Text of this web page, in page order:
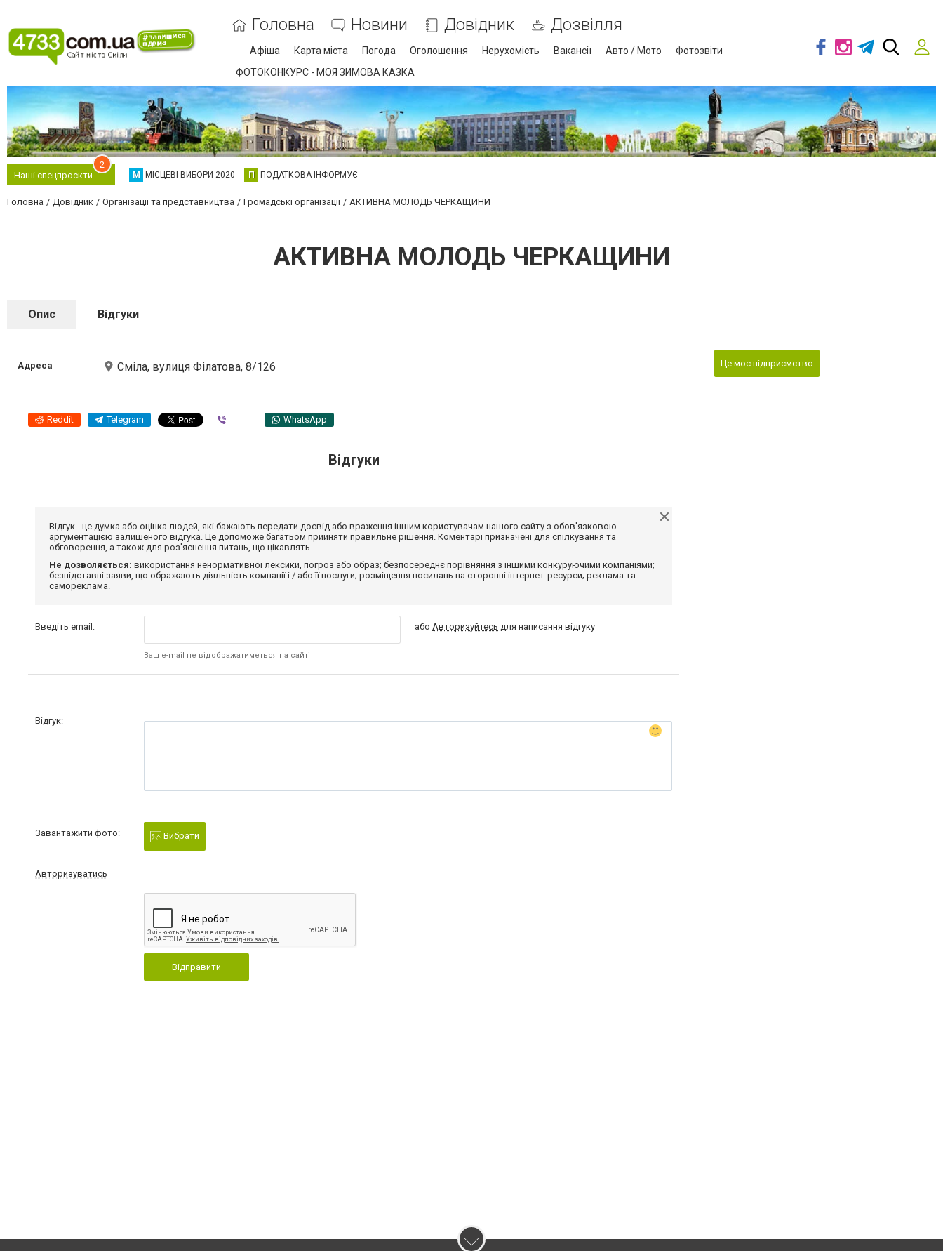
Головна Новини Довідник Дозвілля
Афіша Карта міста Погода Оголошення Нерухомість Вакансії Авто / Мото
Фотозвіти
ФОТОКОНКУРС - МОЯ ЗИМОВА КАЗКА
Наші спецпроєкти
2
М МІСЦЕВІ ВИБОРИ 2020 П ПОДАТКОВА ІНФОРМУЄ
Головна Довідник Організації та представництва Громадські організації АКТИВНА МОЛОДЬ ЧЕРКАЩИНИ
АКТИВНА МОЛОДЬ ЧЕРКАЩИНИ
Опис Відгуки
Адреса Сміла, вулиця Філатова, 8/126
Reddit Telegram WhatsApp
Це моє підприємство
Відгуки
Відгук - це думка або оцінка людей, які бажають передати досвід або враження іншим користувачам нашого сайту з обов'язковою
аргументацією залишеного відгука. Це допоможе багатьом прийняти правильне рішення. Коментарі призначені для спілкування та
обговорення, а також для роз'яснення питань, що цікавлять.
Не дозволяється: використання ненормативної лексики, погроз або образ; безпосереднє порівняння з іншими конкуруючими компаніями;
безпідставні заяви, що ображають діяльність компанії і / або її послуги; розміщення посилань на сторонні інтернет-ресурси; реклама та
самореклама.
Введіть email:
Ваш e-mail не відображатиметься на сайті
абоАвторизуйтесь для написання відгуку
Відгук:
Завантажити фото: Вибрати
Авторизуватись
Відправити